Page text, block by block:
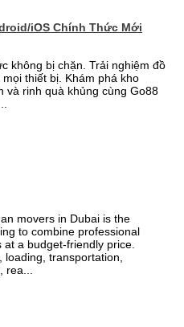
iOS Chính Thức Mới
không bị chặn. Trải nghiệm đồ
thiết bị. Khám phá kho
và rinh quà khủng cùng Go88
movers in Dubai is the
to combine professional
a budget-friendly price.
transportation,